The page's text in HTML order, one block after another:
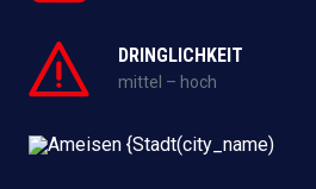
DRINGLICHKEIT
mittel – hoch